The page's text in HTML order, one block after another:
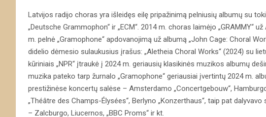
Latvijos radijo choras yra išleidęs eilę pripažinimą pelniusių albumų su
„Deutsche Grammophon“ ir „ECM“. 2014 m. choras laimėjo „GRAMMY“
m. pelnė „Gramophone“ apdovanojimą už albumą „John Cage: Choral
didelio dėmesio sulaukusius įrašus: „Aletheia Choral Works“ (2024) su
kūriniais „NPR“ įtraukė į 2024 m. geriausių klasikinės muzikos albumų
muzika pateko tarp žurnalo „Gramophone“ geriausiai įvertintų 2024 m.
prestižinėse koncertų salėse – Amsterdamo „Concertgebouw“,
„Théâtre des Champs-Élysées“, Berlyno „Konzerthaus“, taip pat
– Zalcburgo, Liucernos, „BBC Proms“ ir kt.